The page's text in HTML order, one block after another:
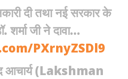
दी तथा नई सरकार के
शर्मा जी ने दावा…
PXrnyZSDl9
आचार्य (Lakshman